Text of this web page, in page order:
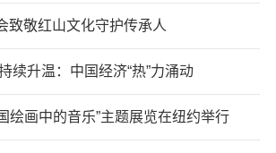
致敬红山文化守护传承人
续升温：中国经济“热”力涌动
画中的音乐”主题展览在纽约举行